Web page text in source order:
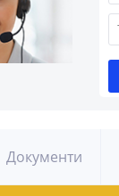
Документи